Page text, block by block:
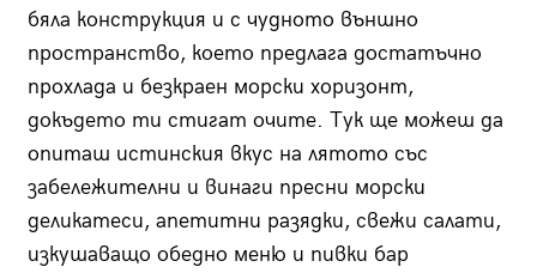
бяла конструкция и с чудното външно
пространство, което предлага достатъчно
прохлада и безкраен морски хоризонт,
докъдето ти стигат очите. Тук ще можеш да
опиташ истинския вкус на лятото със
забележителни и винаги пресни морски
деликатеси, апетитни разядки, свежи салати,
изкушаващо обедно меню и пивки бар